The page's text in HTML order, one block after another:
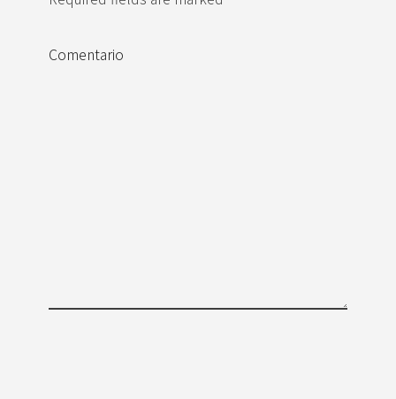
Comentario